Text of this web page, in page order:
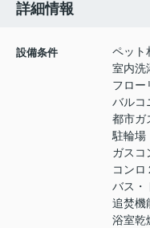
詳細情報
設備条件
ペット
室内洗
フロー
バルコ
都市ガ
駐輪場
ガスコ
コンロ
バス・
追焚機
浴室乾